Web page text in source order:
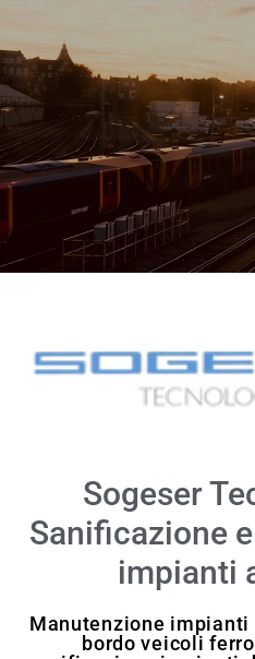
Sogeser
Sanificazione
impianti
Manutenzione
bordo veicoli